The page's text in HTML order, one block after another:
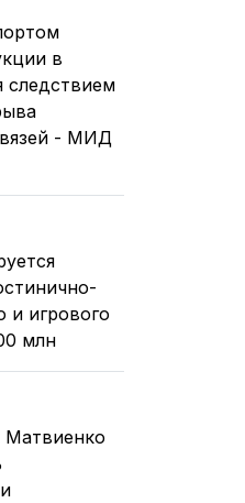
в
следствием
- МИД
и игрового
млн
Матвиенко